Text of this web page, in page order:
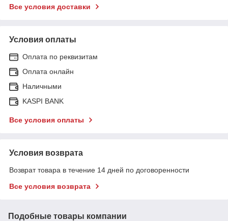
Все условия доставки
Условия оплаты
Оплата по реквизитам
Оплата онлайн
Наличными
KASPI BANK
Все условия оплаты
Условия возврата
Возврат товара в течение 14 дней по договоренности
Все условия возврата
Подобные товары компании